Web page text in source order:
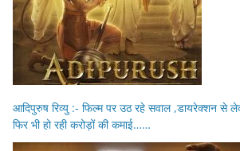
आदिपुरुष रिव्यु :- फिल्म पर उठ रहे सवाल ,डायरेक्शन से
फिर भी हो रही करोड़ों की कमाई……